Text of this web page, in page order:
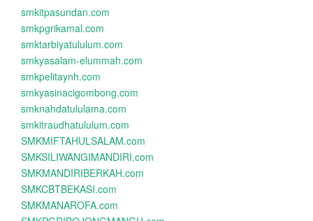
smkitpasundan.com
smkpgrikamal.com
smktarbiyatululum.com
smkyasalam-elummah.com
smkpelitaynh.com
smkyasinacigombong.com
smknahdatululama.com
smkitraudhatululum.com
SMKMIFTAHULSALAM.com
SMKSILIWANGIMANDIRI.com
SMKMANDIRIBERKAH.com
SMKCBTBEKASI.com
SMKMANAROFA.com